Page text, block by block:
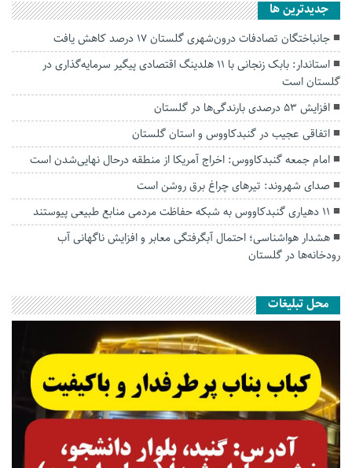
جديدترين ها
جانباختگان تصادفات درون‌شهری گلستان ۱۷ درصد کاهش یافت
استاندار: بابک زنجانی با ۱۱ هلدینگ اقتصادی پیگیر سرمایه‌گذاری در
گلستان است
افزایش ۵۳ درصدی بارندگی‌ها در گلستان
اتفاقی عجیب در‌ گنبدکاووس و استان گلستان
امام جمعه گنبدکاووس: اخراج آمریکا از منطقه درحال نهایی‌شدن است
صدای شهروند: تیرهای چراغ برق روشن است
۱۱ دهیاری گنبدکاووس به شبکه حفاظت مردمی منابع طبیعی پیوستند
هشدار هواشناسی؛ احتمال آبگرفتگی معابر و افزایش ناگهانی آب
رودخانه‌ها در گلستان
محل تبلیغات